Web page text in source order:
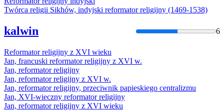
Twórca religii Sikhów, indyjski reformator religijny (1469-1538)
kalwin 6
Reformator religijny z XVI wieku
Jan, francuski reformator religijny z XVI w.
Jan, reformator religijny
Jan, reformator religijny z XVI w.
Jan, reformator religijny, przeciwnik papieskiego centralizmu
Jan, XVI-wieczny reformator religijny
Jan, reformator religijny z XVI wieku